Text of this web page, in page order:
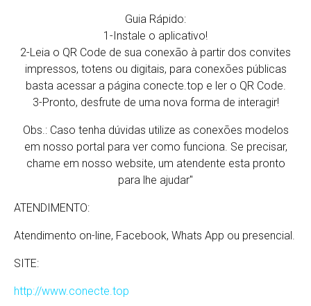
Guia Rápido:
1-Instale o aplicativo!
2-Leia o QR Code de sua conexão à partir dos convites
impressos, totens ou digitais, para conexões públicas
basta acessar a página conecte.top e ler o QR Code.
3-Pronto, desfrute de uma nova forma de interagir!
Obs.: Caso tenha dúvidas utilize as conexões modelos
em nosso portal para ver como funciona. Se precisar,
chame em nosso website, um atendente esta pronto
para lhe ajudar"
ATENDIMENTO:
Atendimento on-line, Facebook, Whats App ou presencial.
SITE:
http://www.conecte.top